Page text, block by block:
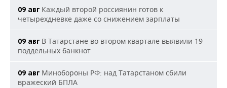
09 авг Каждый второй россиянин готов к
четырехдневке даже со снижением зарплаты
09 авг В Татарстане во втором квартале выявили 19
поддельных банкнот
09 авг Минобороны РФ: над Татарстаном сбили
вражеский БПЛА